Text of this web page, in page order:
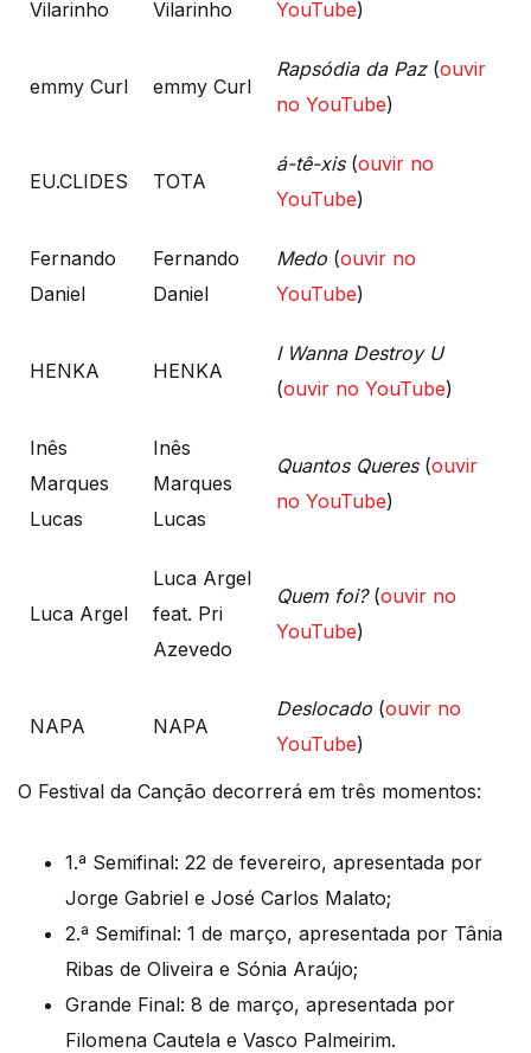
Vilarinho Vilarinho YouTube)
emmy Curl emmy Curl
Rapsódia da Paz (ouvir
no YouTube)
EU.CLIDES TOTA
á-tê-xis (ouvir no
YouTube)
Fernando
Daniel
Fernando
Daniel
Medo (ouvir no
YouTube)
HENKA HENKA
I Wanna Destroy U
(ouvir no YouTube)
Inês
Marques
Lucas
Inês
Marques
Lucas
Quantos Queres (ouvir
no YouTube)
Luca Argel
Luca Argel
feat. Pri
Azevedo
Quem foi? (ouvir no
YouTube)
NAPA NAPA
Deslocado (ouvir no
YouTube)
O Festival da Canção decorrerá em três momentos:
1.ª Semifinal: 22 de fevereiro, apresentada por
Jorge Gabriel e José Carlos Malato;
2.ª Semifinal: 1 de março, apresentada por Tânia
Ribas de Oliveira e Sónia Araújo;
Grande Final: 8 de março, apresentada por
Filomena Cautela e Vasco Palmeirim.